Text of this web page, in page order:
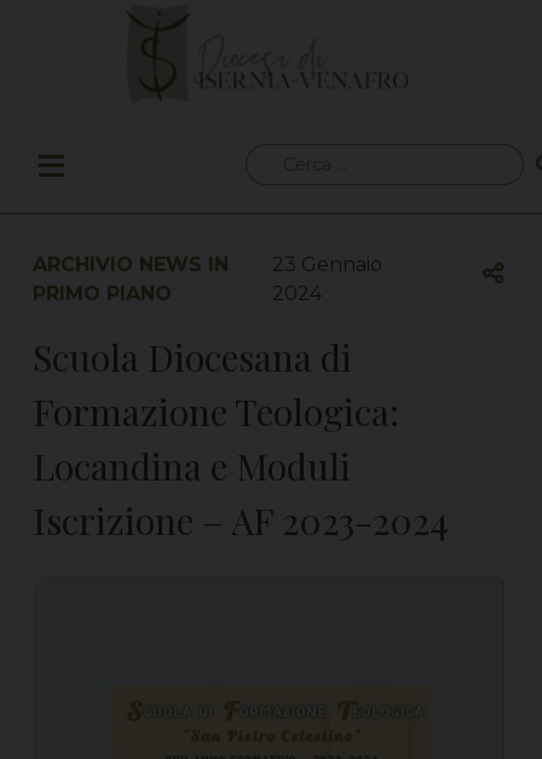
per:
ARCHIVIO NEWS IN
PRIMO PIANO
23 Gennaio
2024
Scuola Diocesana di
Formazione Teologica:
Locandina e Moduli
Iscrizione – AF 2023-2024